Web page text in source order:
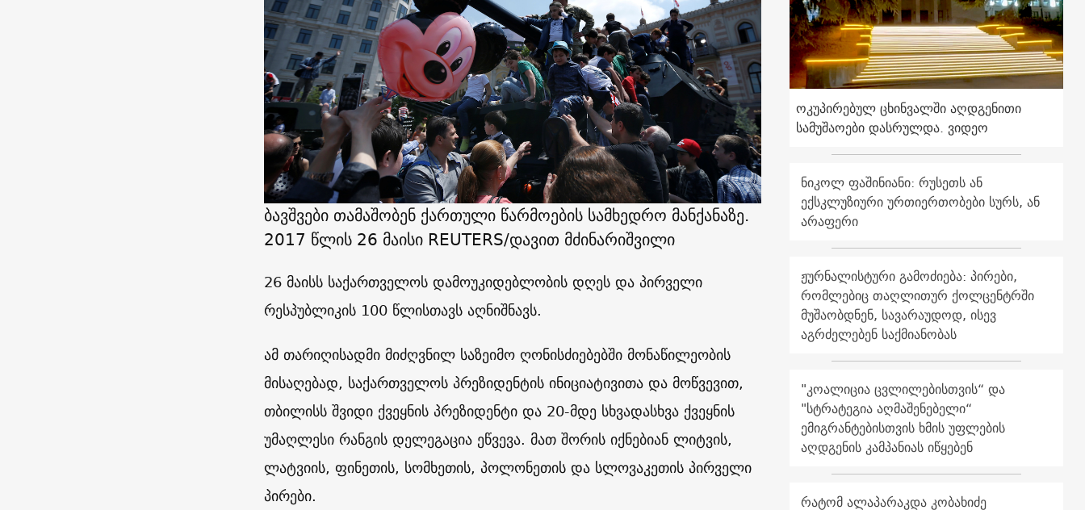
ბავშვები თამაშობენ ქართული წარმოების სამხედრო მანქანაზე.
2017 წლის 26 მაისი REUTERS/დავით მძინარიშვილი
26 მაისს საქართველოს დამოუკიდებლობის დღეს და პირველი
რესპუბლიკის 100 წლისთავს აღნიშნავს.
ამ თარიღისადმი მიძღვნილ საზეიმო ღონისძიებებში მონაწილეობის
მისაღებად, საქართველოს პრეზიდენტის ინიციატივითა და მოწვევით,
თბილისს შვიდი ქვეყნის პრეზიდენტი და 20-მდე სხვადასხვა ქვეყნის
უმაღლესი რანგის დელეგაცია ეწვევა. მათ შორის იქნებიან ლიტვის,
ლატვიის, ფინეთის, სომხეთის, პოლონეთის და სლოვაკეთის პირველი
პირები.
ოკუპირებულ ცხინვალში აღდგენითი
სამუშაოები დასრულდა. ვიდეო
ნიკოლ ფაშინიანი: რუსეთს ან
ექსკლუზიური ურთიერთობები სურს, ან
არაფერი
ჟურნალისტური გამოძიება: პირები,
რომლებიც თაღლითურ ქოლცენტრში
მუშაობდნენ, სავარაუდოდ, ისევ
აგრძელებენ საქმიანობას
"კოალიცია ცვლილებისთვის“ და
"სტრატეგია აღმაშენებელი“
ემიგრანტებისთვის ხმის უფლების
აღდგენის კამპანიას იწყებენ
რატომ ალაპარაკდა კობახიძე